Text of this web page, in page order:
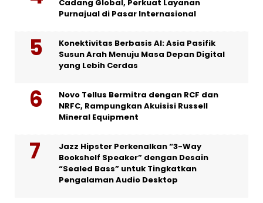
Cadang Global, Perkuat Layanan
Purnajual di Pasar Internasional
Konektivitas Berbasis AI: Asia Pasifik
Susun Arah Menuju Masa Depan Digital
yang Lebih Cerdas
Novo Tellus Bermitra dengan RCF dan
NRFC, Rampungkan Akuisisi Russell
Mineral Equipment
Jazz Hipster Perkenalkan “3-Way
Bookshelf Speaker” dengan Desain
“Sealed Bass” untuk Tingkatkan
Pengalaman Audio Desktop